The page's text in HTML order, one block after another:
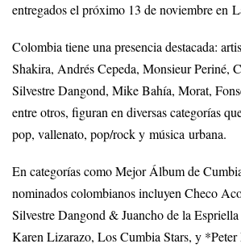
entregados el próximo 13 de noviembre en
Colombia tiene una presencia destacada:
Shakira, Andrés Cepeda, Monsieur Periné,
Silvestre Dangond, Mike Bahía, Morat,
entre otros, figuran en diversas categorías
pop, vallenato, pop/rock y música urbana.
En categorías como Mejor Álbum de
nominados colombianos incluyen Checo
Silvestre Dangond & Juancho de la
Karen Lizarazo, Los Cumbia Stars, y